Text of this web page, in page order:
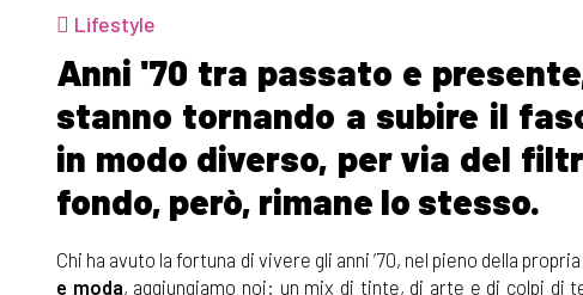
Lifestyle
Anni '70 tra passato e
stanno tornando a subire il
in modo diverso, per via del
fondo, però, rimane lo stesso.
Chi ha avuto la fortuna di vivere gli anni ’70, nel pieno della
e moda, aggiungiamo noi: un mix di tinte, di arte e di colpi di